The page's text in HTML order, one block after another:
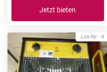
Jetzt bieten
Los-Nr.: 4